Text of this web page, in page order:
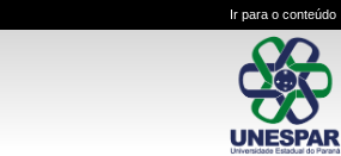
Ir para o conteúdo